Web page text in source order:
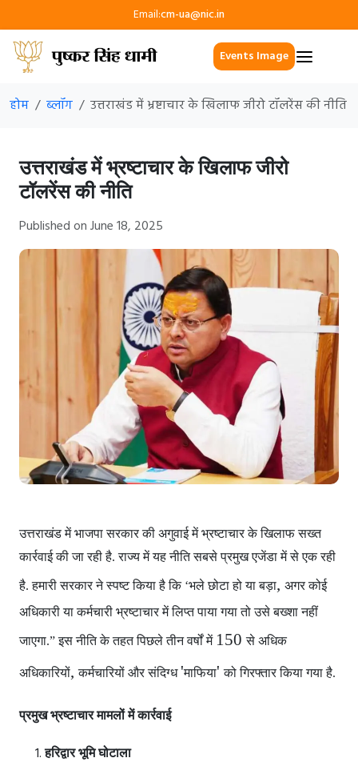
Email:cm-ua@nic.in
Events Image
होम ब्लॉग उत्तराखंड में भ्रष्टाचार के खिलाफ जीरो टॉलरेंस की नीति
उत्तराखंड में भ्रष्टाचार के खिलाफ जीरो
टॉलरेंस की नीति
Published on June 18, 2025
उत्तराखंड में भाजपा सरकार की अगुवाई में भ्रष्टाचार के खिलाफ सख्त
कार्रवाई की जा रही है. राज्य में यह नीति सबसे प्रमुख एजेंडा में से एक रही
है. हमारी सरकार ने स्पष्ट किया है कि ‘भले छोटा हो या बड़ा, अगर कोई
अधिकारी या कर्मचारी भ्रष्टाचार में लिप्त पाया गया तो उसे बख्शा नहीं
जाएगा.” इस नीति के तहत पिछले तीन वर्षों में 150से अधिक
अधिकारियों,कर्मचारियों और संदिग्ध 'माफिया'को गिरफ्तार किया गया है.
प्रमुख भ्रष्टाचार मामलों में कार्रवाई
हरिद्वार भूमि घोटाला